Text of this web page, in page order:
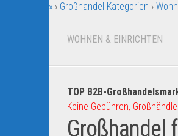
» › Großhandel Kategorien ›
WOHNEN & EINRICHTEN
TOP B2B-
Keine Gebühren,
Großhandel